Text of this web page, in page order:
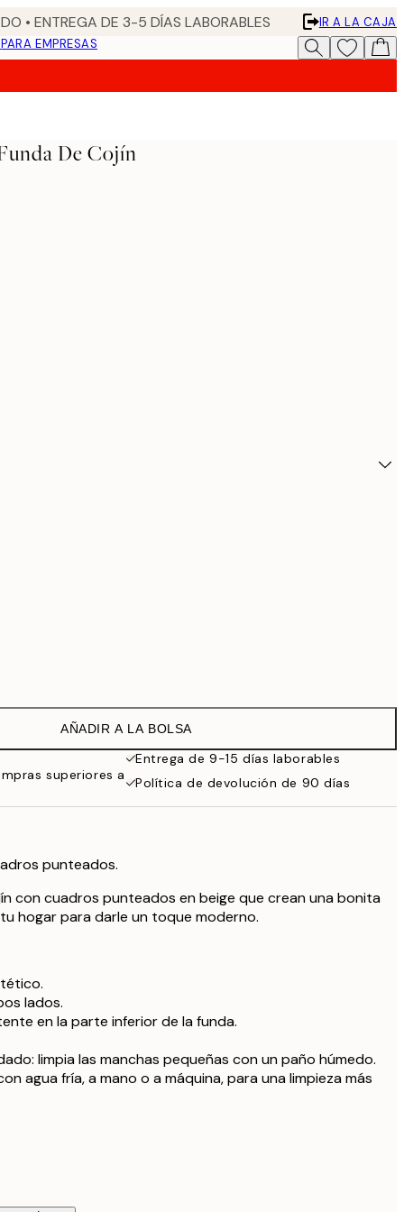
• ENTREGA DE 3-5 DÍAS LABORABLES
IR A LA CAJA
PARA EMPRESAS
De Cojín
relleno
relleno
AÑADIR A LA BOLSA
Entrega de 9-15 días laborables
superiores a
Política de devolución de 90 días
punteados.
con cuadros punteados en beige que crean una bonita
hogar para darle un toque moderno.
lados.
en la parte inferior de la funda.
limpia las manchas pequeñas con un paño húmedo.
agua fría, a mano o a máquina, para una limpieza más